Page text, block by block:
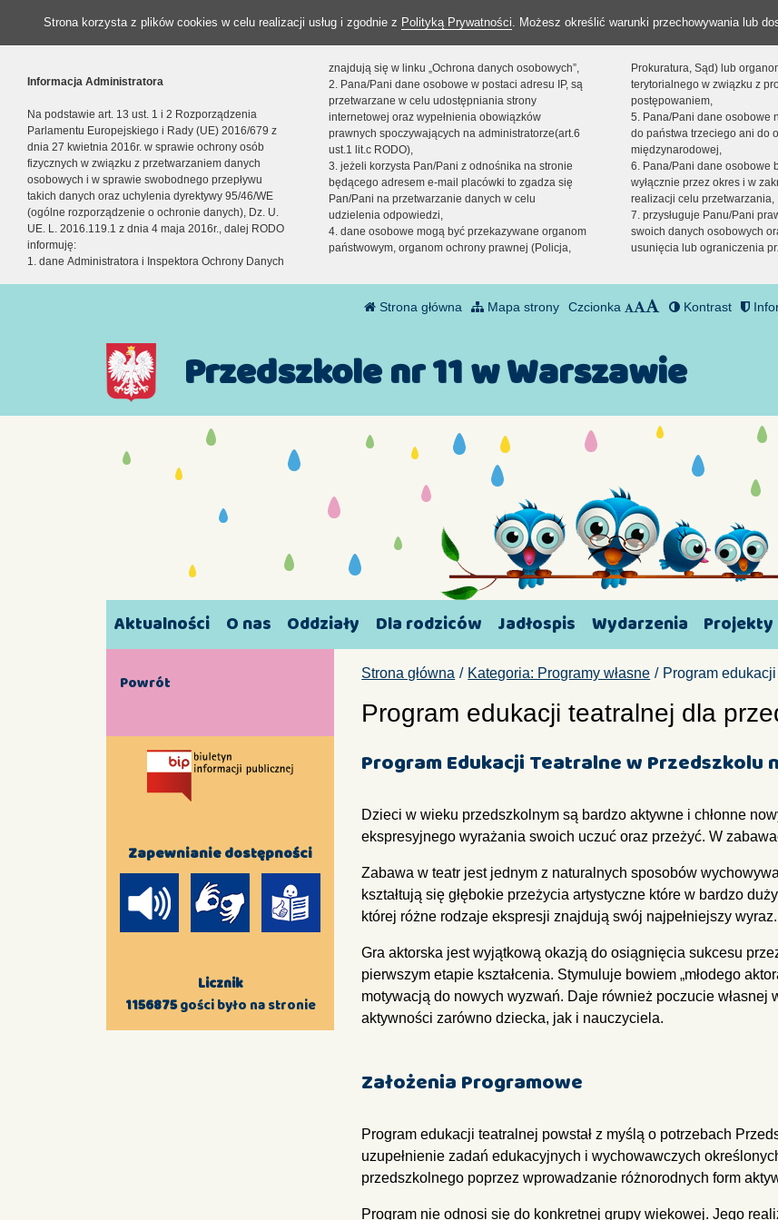
Strona korzysta z plików cookies w celu realizacji usług i zgodnie z Polityką Prywatności. Możesz określić warunki przechowywania lub
Informacja Administratora
Na podstawie art. 13 ust. 1 i 2 Rozporządzenia
Parlamentu Europejskiego i Rady (UE) 2016/679 z
dnia 27 kwietnia 2016r. w sprawie ochrony osób
fizycznych w związku z przetwarzaniem danych
osobowych i w sprawie swobodnego przepływu
takich danych oraz uchylenia dyrektywy 95/46/WE
(ogólne rozporządzenie o ochronie danych), Dz. U.
UE. L. 2016.119.1 z dnia 4 maja 2016r., dalej RODO
informuję:
1. dane Administratora i Inspektora Ochrony Danych
znajdują się w linku „Ochrona danych osobowych”,
2. Pana/Pani dane osobowe w postaci adresu IP, są
przetwarzane w celu udostępniania strony
internetowej oraz wypełnienia obowiązków
prawnych spoczywających na administratorze(art.6
ust.1 lit.c RODO),
3. jeżeli korzysta Pan/Pani z odnośnika na stronie
będącego adresem e-mail placówki to zgadza się
Pan/Pani na przetwarzanie danych w celu
udzielenia odpowiedzi,
4. dane osobowe mogą być przekazywane organom
państwowym, organom ochrony prawnej (Policja,
Prokuratura, Sąd) lub
terytorialnego w związku z
postępowaniem,
5. Pana/Pani dane osobowe
do państwa trzeciego ani do
międzynarodowej,
6. Pana/Pani dane osobowe
wyłącznie przez okres i w
realizacji celu przetwarzania,
7. przysługuje Panu/Pani
swoich danych osobowych
usunięcia lub ograniczenia
Strona główna Mapa strony Czcionka Kontrast
Przedszkole nr 11 w Warszawie
Aktualności O nas Oddziały Dla rodziców Jadłospis Wydarzenia
Strona główna Kategoria: Programy własne Program
Program edukacji teatralnej dla
Program Edukacji Teatralne w Przedszkolu
Dzieci w wieku przedszkolnym są bardzo aktywne i chłonne
ekspresyjnego wyrażania swoich uczuć oraz przeżyć. W
Zabawa w teatr jest jednym z naturalnych sposobów
kształtują się głębokie przeżycia artystyczne które w bardzo
której różne rodzaje ekspresji znajdują swój najpełniejszy wyraz.
Gra aktorska jest wyjątkową okazją do osiągnięcia sukcesu
pierwszym etapie kształcenia. Stymuluje bowiem „młodego
motywacją do nowych wyzwań. Daje również poczucie własnej
aktywności zarówno dziecka, jak i nauczyciela.
Założenia Programowe
Program edukacji teatralnej powstał z myślą o potrzebach
uzupełnienie zadań edukacyjnych i wychowawczych
przedszkolnego poprzez wprowadzanie różnorodnych form
Program nie odnosi się do konkretnej grupy wiekowej. Jego
Powrót
Zapewnianie dostępności
Licznik
1156875gości było na stronie